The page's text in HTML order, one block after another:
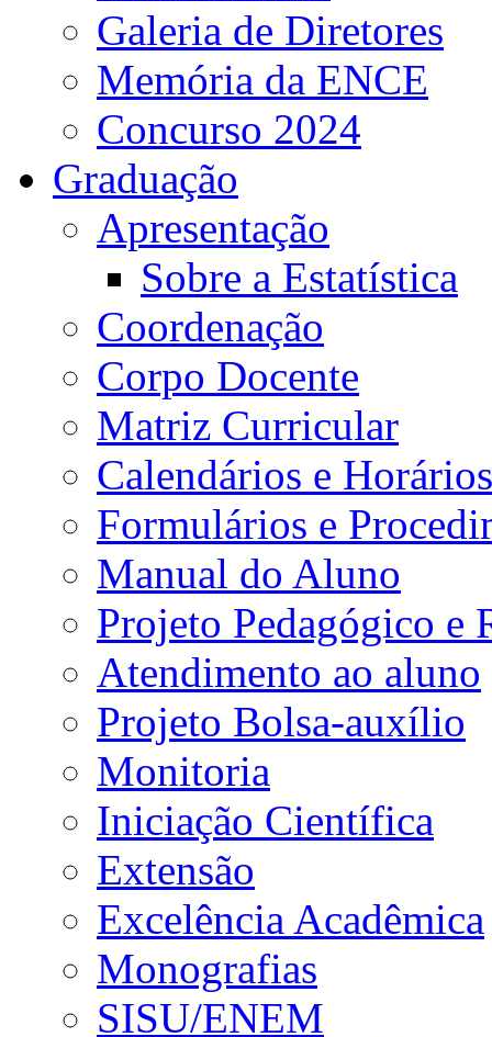
Galeria de Diretores
Memória da ENCE
Concurso 2024
Graduação
Apresentação
Sobre a Estatística
Coordenação
Corpo Docente
Matriz Curricular
Calendários e Horários
Formulários e
Manual do Aluno
Projeto Pedagógico e
Atendimento ao aluno
Projeto Bolsa-auxílio
Monitoria
Iniciação Científica
Extensão
Excelência Acadêmica
Monografias
SISU/ENEM